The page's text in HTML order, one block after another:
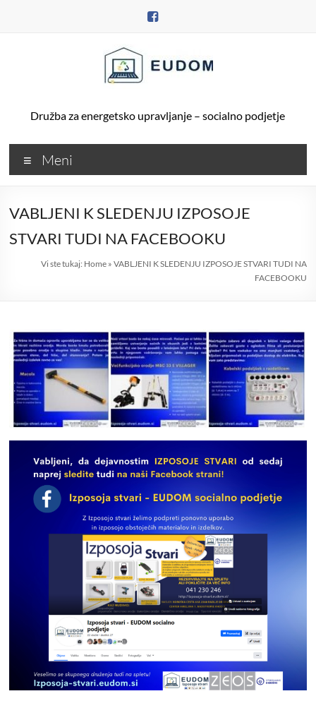
Družba za energetsko upravljanje – socialno podjetje
Meni
VABLJENI K SLEDENJU IZPOSOJE
STVARI TUDI NA FACEBOOKU
Vi ste tukaj: Home» VABLJENI K SLEDENJU IZPOSOJE STVARI TUDI NA
FACEBOOKU